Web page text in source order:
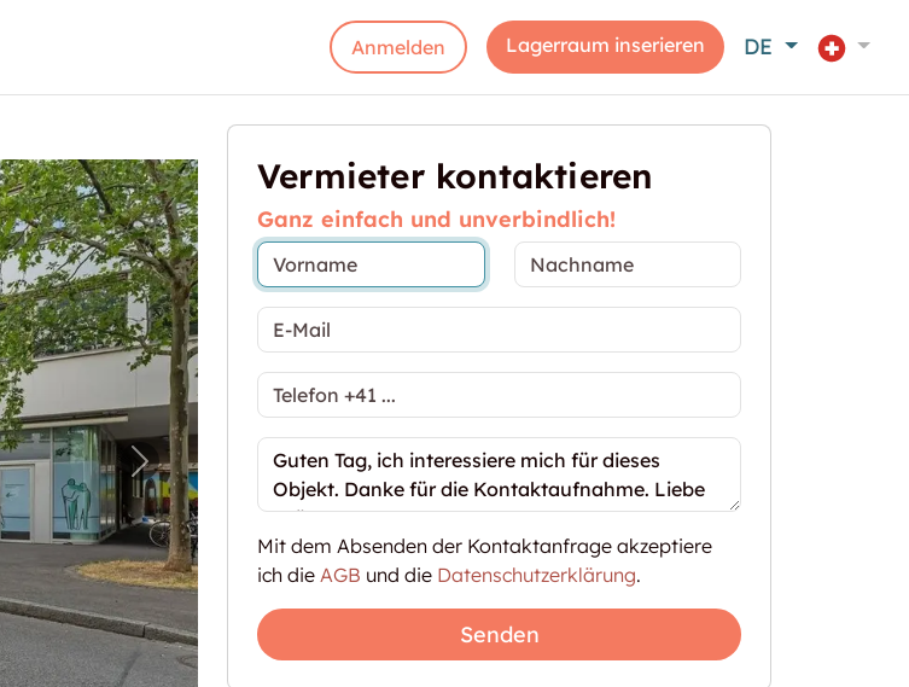
Anmelden Lagerraum inserieren DE
Nächstes Bild für "Lagerfläche beim Spalentor"
Vermieter kontaktieren
Ganz einfach und unverbindlich!
Mit dem Absenden der Kontaktanfrage akzeptiere
ich die AGB und die Datenschutzerklärung.
Senden